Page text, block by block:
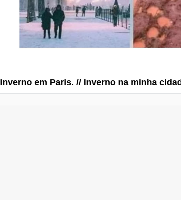
Inverno em Paris. // Inverno na minha